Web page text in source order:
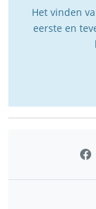
Het vinden
eerste en